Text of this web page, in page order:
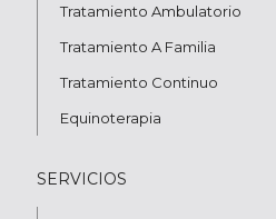
Tratamiento Ambulatorio
Tratamiento A Familia
Tratamiento Continuo
Equinoterapia
SERVICIOS